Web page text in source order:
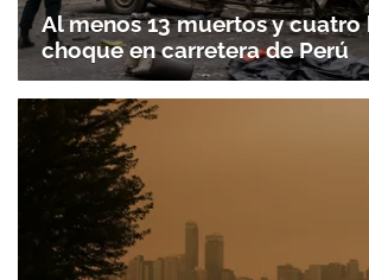
Gracias por suscribirte a
Al menos 13 muertos y cuatro
choque en carretera de Perú